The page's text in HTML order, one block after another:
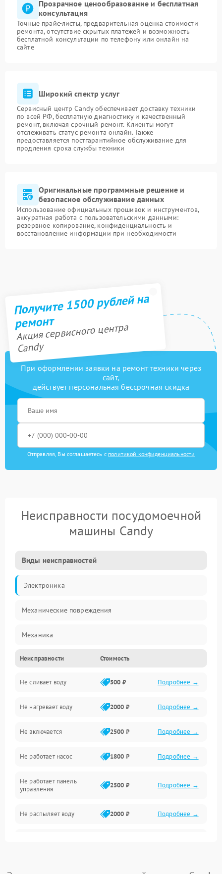
Прозрачное ценообразование и бесплатная
консультация
Точные прайс-листы, предварительная оценка стоимости
ремонта, отсутствие скрытых платежей и возможность
бесплатной консультации по телефону или онлайн на
сайте
Широкий спектр услуг
Сервисный центр Candy обеспечивает доставку техники
по всей РФ, бесплатную диагностику и качественный
ремонт, включая срочный ремонт. Клиенты могут
отслеживать статус ремонта онлайн. Также
предоставляется постгарантийное обслуживание для
продления срока службы техники
Оригинальные программные решение и
безопасное обслуживание данных
Использование официальных прошивок и инструментов,
аккуратная работа с пользовательскими данными:
резервное копирование, конфиденциальность и
восстановление информации при необходимости
Получите 1500 рублей на
ремонт
Акция сервисного центра
Candy
При оформлении заявки на ремонт техники через
сайт,
действует персональная бессрочная скидка
Отправляя, Вы соглашаетесь с политикой конфиденциальности
Неисправности посудомоечной
машины Candy
Виды неисправностей
Электроника
Механические повреждения
Механика
Управление
Электропитание
Датчики
Нагрев
Вода
Гигиена
Программное обеспечение
Неисправности Стоимость
Не сливает воду 500 ₽ Подробнее →
Не нагревает воду 2000 ₽ Подробнее →
Не включается 2500 ₽ Подробнее →
Не работает насос 1800 ₽ Подробнее →
Не работает панель
управления
2500 ₽ Подробнее →
Не распыляет воду 2000 ₽ Подробнее →